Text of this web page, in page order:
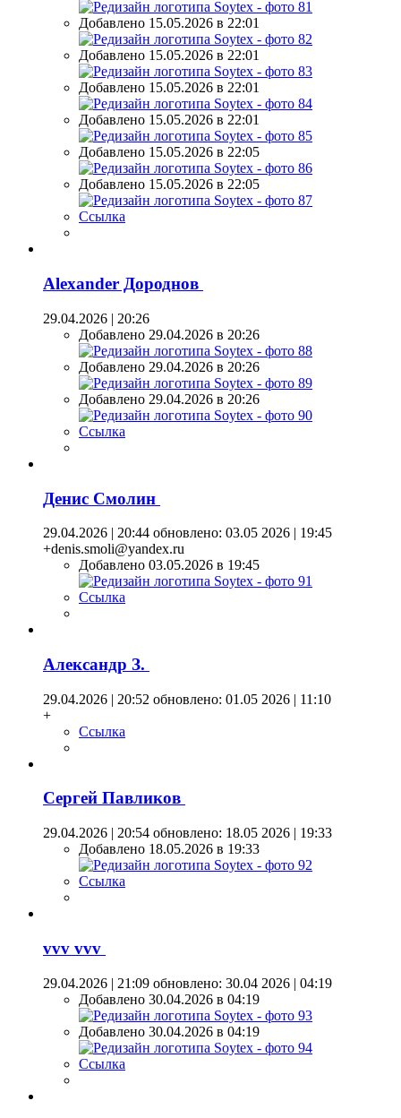
Добавлено 15.05.2026 в 22:01
Добавлено 15.05.2026 в 22:01
Добавлено 15.05.2026 в 22:01
Добавлено 15.05.2026 в 22:01
Добавлено 15.05.2026 в 22:05
Добавлено 15.05.2026 в 22:05
Ссылка
Alexander Дороднов
29.04.2026 | 20:26
Добавлено 29.04.2026 в 20:26
Добавлено 29.04.2026 в 20:26
Добавлено 29.04.2026 в 20:26
Ссылка
Денис Смолин
29.04.2026 | 20:44 обновлено: 03.05 2026 | 19:45
+denis.smoli@yandex.ru
Добавлено 03.05.2026 в 19:45
Ссылка
Александр З.
29.04.2026 | 20:52 обновлено: 01.05 2026 | 11:10
+
Ссылка
Сергей Павликов
29.04.2026 | 20:54 обновлено: 18.05 2026 | 19:33
Добавлено 18.05.2026 в 19:33
Ссылка
vvv vvv
29.04.2026 | 21:09 обновлено: 30.04 2026 | 04:19
Добавлено 30.04.2026 в 04:19
Добавлено 30.04.2026 в 04:19
Ссылка